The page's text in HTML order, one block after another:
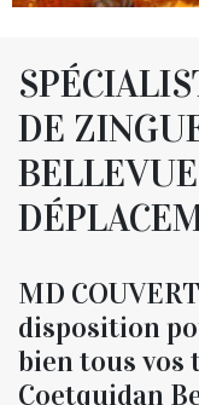
DE
MD
disposition
bien tous vos
Coetquidan